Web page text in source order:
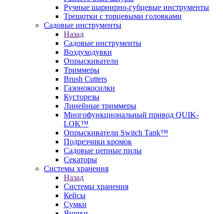
Ручные шарнирно-губцевые инструменты
Трещотки с торцевыми головками
Садовые инструменты
Назад
Садовые инструменты
Воздуходувки
Опрыскиватели
Триммеры
Brush Cutters
Газонокосилки
Кусторезы
Линейные триммеры
Многофункциональный привод QUIK-
LOK™
Опрыскиватели Switch Tank™
Подрезчики кромок
Садовые цепные пилы
Секаторы
Системы хранения
Назад
Системы хранения
Кейсы
Сумки